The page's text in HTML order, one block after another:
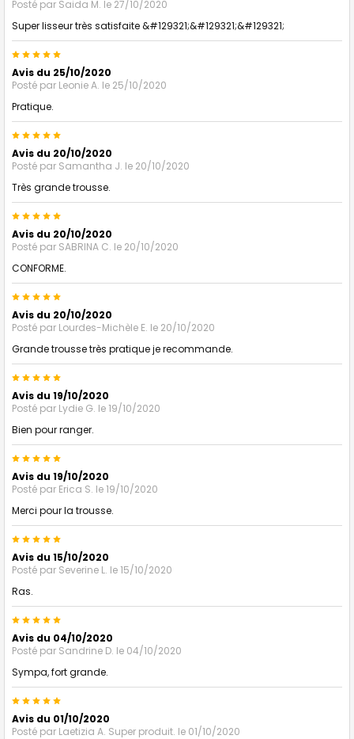
Posté par Saida M. le 27/10/2020
Super lisseur très satisfaite &#129321;&#129321;&#129321;
5
Avis du 25/10/2020
Posté par Leonie A. le 25/10/2020
Pratique.
5
Avis du 20/10/2020
Posté par Samantha J. le 20/10/2020
Très grande trousse.
5
Avis du 20/10/2020
Posté par SABRINA C. le 20/10/2020
CONFORME.
5
Avis du 20/10/2020
Posté par Lourdes-Michèle E. le 20/10/2020
Grande trousse très pratique je recommande.
5
Avis du 19/10/2020
Posté par Lydie G. le 19/10/2020
Bien pour ranger.
5
Avis du 19/10/2020
Posté par Erica S. le 19/10/2020
Merci pour la trousse.
5
Avis du 15/10/2020
Posté par Severine L. le 15/10/2020
Ras.
5
Avis du 04/10/2020
Posté par Sandrine D. le 04/10/2020
Sympa, fort grande.
5
Avis du 01/10/2020
Posté par Laetizia A. Super produit. le 01/10/2020